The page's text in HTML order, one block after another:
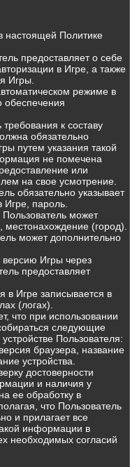
Политике
предоставляет о себе
в Игре, а также
Игры.
режиме в
обеспечения
к составу
обязательно
путем указания такой
не помечена
или
на свое усмотрение.
обязательно указывает
пароль.
может
местонахождение (город).
может дополнительно
Игры через
предоставляет
в Игре записывается в
(логах).
что при использовании
следующие
Пользователя:
браузера, название
устройства.
достоверности
и наличия у
ее обработку в
что Пользователь
и прилагает все
информации в
необходимых согласий